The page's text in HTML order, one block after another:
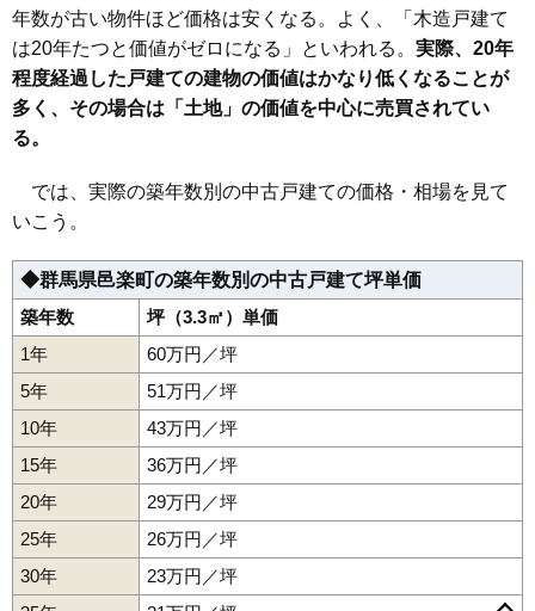
年数が古い物件ほど価格は安くなる。よく、「木造戸建て
は20年たつと価値がゼロになる」といわれる。 実際、20年
程度経過した戸建ての建物の価値はかなり低くなることが
多く、その場合は「土地」の価値を中心に売買されてい
る。
では、実際の築年数別の中古戸建ての価格・相場を見て
いこう。
◆群馬県邑楽町の築年数別の中古戸建て坪単価
築年数
坪（3.3㎡）単価
1年
60万円／坪
5年
51万円／坪
10年
43万円／坪
15年
36万円／坪
20年
29万円／坪
25年
26万円／坪
30年
23万円／坪